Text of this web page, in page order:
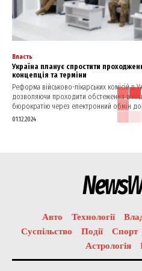
Власть
Україна планує спростити
концепція та терміни
Реформа військово-лікарських комісій в
дозволяючи проходити обстеження в
бюрократію через електронний обмін
01.12.2024
Авто Технології
Суспільство
Події Спорт
Астрологія